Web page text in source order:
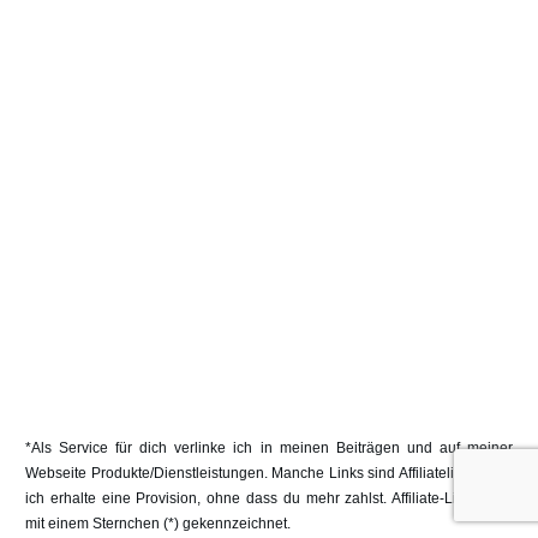
*Als Service für dich verlinke ich in meinen Beiträgen und auf meiner
Webseite Produkte/Dienstleistungen. Manche Links sind Affiliatelinks, d. h.
ich erhalte eine Provision, ohne dass du mehr zahlst. Affiliate-Links sind
mit einem Sternchen (*) gekennzeichnet.